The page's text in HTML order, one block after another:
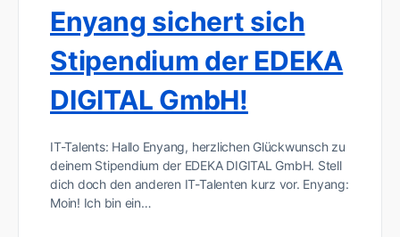
Enyang sichert sich
Stipendium der EDEKA
DIGITAL GmbH!
IT-Talents: Hallo Enyang, herzlichen Glückwunsch zu
deinem Stipendium der EDEKA DIGITAL GmbH. Stell
dich doch den anderen IT-Talenten kurz vor. Enyang:
Moin! Ich bin ein…